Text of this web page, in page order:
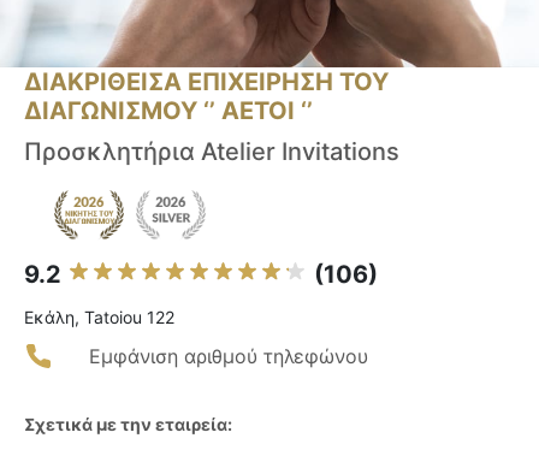
ΔΙΑΚΡΙΘΕΙΣΑ ΕΠΙΧΕΙΡΗΣΗ ΤΟΥ
ΔΙΑΓΩΝΙΣΜΟΥ ‘’ ΑΕΤΟΙ ‘’
Προσκλητήρια Atelier Invitations
9.2 (106)
Εκάλη, Tatoiou 122
Εμφάνιση αριθμού τηλεφώνου
Σχετικά με την εταιρεία: